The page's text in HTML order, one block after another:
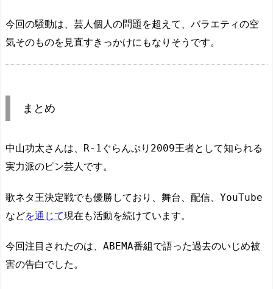
今回の騒動は、芸人個人の問題を超えて、バラエティの空
気そのものを見直すきっかけにもなりそうです。
まとめ
中山功太さんは、R-1ぐらんぷり2009王者として知られる
実力派のピン芸人です。
歌ネタ王決定戦でも優勝しており、舞台、配信、YouTube
などを通じて現在も活動を続けています。
今回注目されたのは、ABEMA番組で語った過去のいじめ被
害の告白でした。